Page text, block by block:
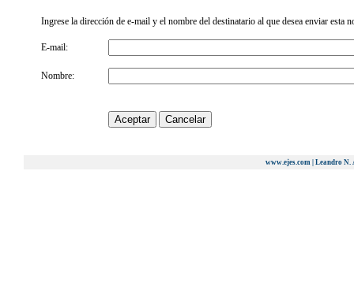
Ingrese la dirección de e-mail y el nombre del destinatario al que desea enviar esta
E-mail:
Nombre:
www.ejes.com | Leandro N.